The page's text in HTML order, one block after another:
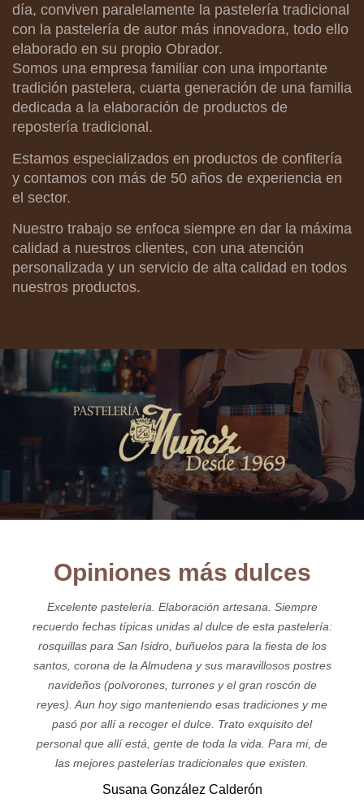
día, conviven paralelamente la pastelería tradicional
con la pastelería de autor más innovadora, todo ello
elaborado en su propio Obrador.
Somos una empresa familiar con una importante
tradición pastelera, cuarta generación de una familia
dedicada a la elaboración de productos de
repostería tradicional.
Estamos especializados en productos de confitería
y contamos con más de 50 años de experiencia en
el sector.
Nuestro trabajo se enfoca siempre en dar la máxima
calidad a nuestros clientes, con una atención
personalizada y un servicio de alta calidad en todos
nuestros productos.
Opiniones más dulces
Excelente pastelería. Elaboración artesana. Siempre
recuerdo fechas típicas unidas al dulce de esta pastelería:
rosquillas para San Isidro, buñuelos para la fiesta de los
santos, corona de la Almudena y sus maravillosos postres
navideños (polvorones, turrones y el gran roscón de
reyes). Aun hoy sigo manteniendo esas tradiciones y me
pasó por allí a recoger el dulce. Trato exquisito del
personal que allí está, gente de toda la vida. Para mi, de
las mejores pastelerías tradicionales que existen.
Susana González Calderón